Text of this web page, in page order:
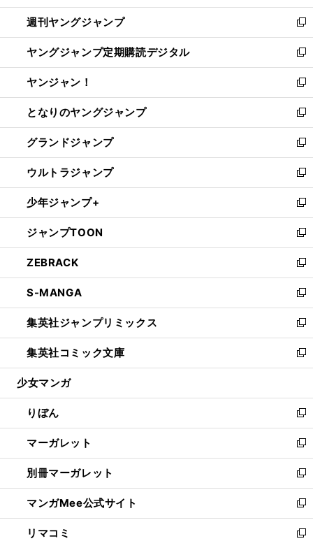
開
く
ウ
で
開
く
ン
ド
ウ
で
開
く
ウ
ィ
ン
ド
ウ
で
開
く
週刊ヤングジャンプ
新
し
い
ウ
ィ
ン
ド
ウ
で
開
く
ヤングジャンプ定期購読デジタル
新
し
い
ウ
ィ
ン
ド
ウ
で
開
く
ヤンジャン！
新
し
い
ウ
ィ
ン
ド
ウ
で
開
く
となりのヤングジャンプ
新
し
い
ウ
ィ
ン
ド
ウ
で
開
く
グランドジャンプ
新
し
い
ウ
ィ
ン
ド
ウ
で
開
く
ウルトラジャンプ
新
し
い
ウ
ィ
ン
ド
ウ
で
開
く
少年ジャンプ+
新
し
い
ウ
ィ
ン
ド
ウ
で
開
く
ジャンプTOON
新
し
い
ウ
ィ
ン
ド
ウ
で
開
ZEBRACK
新
し
い
ウ
ィ
ン
ド
ウ
開
く
S-MANGA
新
し
い
ウ
ィ
ン
ウ
で
開
く
集英社ジャンプリミックス
新
し
い
ウ
ン
ド
ウ
で
開
く
集英社コミック文庫
新
し
ウ
ィ
ン
ド
ウ
で
開
く
少女マンガ
りぼん
新
し
い
ウ
ィ
ン
ド
ウ
で
マーガレット
新
し
い
ウ
ィ
ン
ド
別冊マーガレット
新
し
い
ウ
ィ
マンガMee公式サイト
新
し
い
リマコミ 新